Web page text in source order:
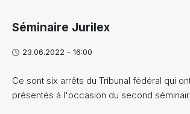
Séminaire Jurilex
23.06.2022 - 16:00
Ce sont six arrêts du Tribunal fédéral qui
présentés à l'occasion du second